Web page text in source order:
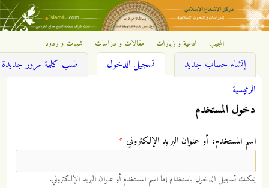
تجاوز إلى المحتوى الرئيسي
مركز
الإشعاع
المجيب ادعية و زيارات مقالات و دراسات شبهات و ردود
إنشاء حساب جديد تسجيل الدخول(علامة التبويب النشطة)
طلب كلمة مرور جديدة
أنت هنا
الرئيسية
دخول المستخدم
‏اسم المستخدم، أو عنوان البريد الإلكتروني ‏*
يمكنك تسجيل الدخول باستخدام إما اسم المستخدم أو عنوان البريد الإلكتروني.